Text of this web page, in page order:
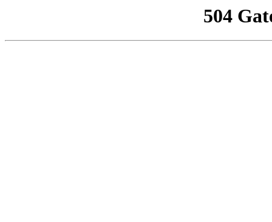
504